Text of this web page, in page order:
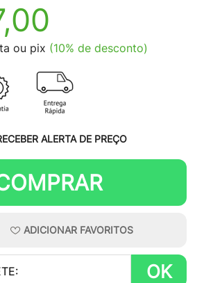
ou pix (10% de desconto)
ALERTA DE PREÇO
ADICIONAR FAVORITOS
OK